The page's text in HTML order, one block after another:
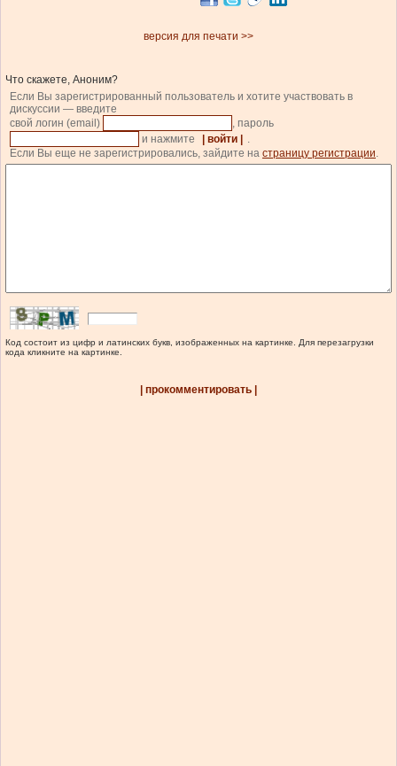
версия для печати >>
Что скажете, Аноним?
Если Вы зарегистрированный пользователь и хотите участвовать в
дискуссии — введите
свой логин (email)
, пароль
и нажмите
| войти |
.
Если Вы еще не зарегистрировались, зайдите на страницу регистрации.
Код состоит из цифр и латинских букв, изображенных на картинке. Для перезагрузки
кода кликните на картинке.
| прокомментировать |